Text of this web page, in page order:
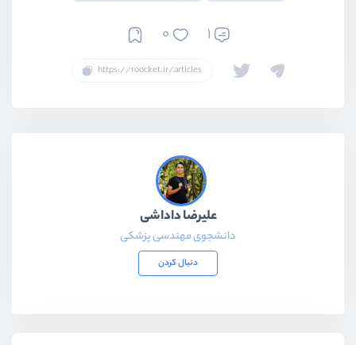
1
0
علیرضا داداشی
دانشجوی مهندسی پزشکی
دنبال کردن